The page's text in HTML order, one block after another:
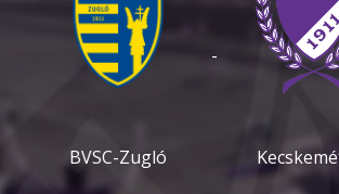
BVSC-Zugló
-